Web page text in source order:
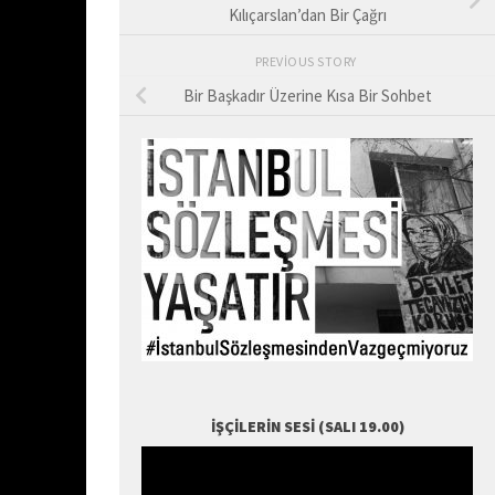
Kılıçarslan’dan Bir Çağrı
PREVIOUS STORY
Bir Başkadır Üzerine Kısa Bir Sohbet
İŞÇILERIN SESI (SALI 19.00)